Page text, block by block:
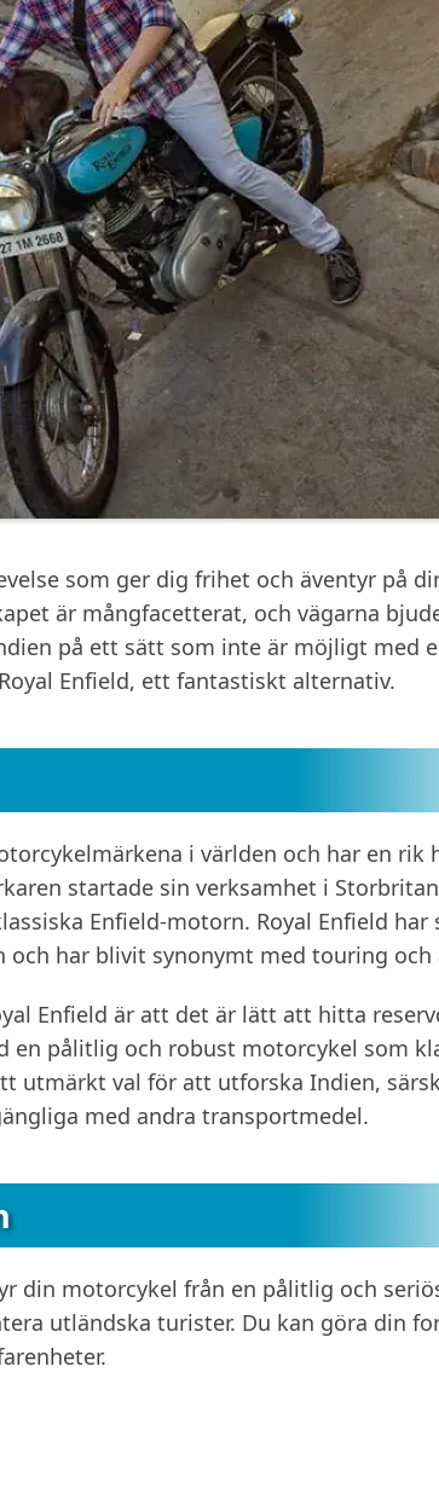
som ger dig frihet och äventyr på
är mångfacetterat, och vägarna
på ett sätt som inte är möjligt med
Enfield, ett fantastiskt alternativ.
i världen och har en rik
startade sin verksamhet i
Enfield-motorn. Royal Enfield har
har blivit synonymt med touring och
Enfield är att det är lätt att hitta
en pålitlig och robust motorcykel som
utmärkt val för att utforska Indien,
med andra transportmedel.
din motorcykel från en pålitlig och
utländska turister. Du kan göra din